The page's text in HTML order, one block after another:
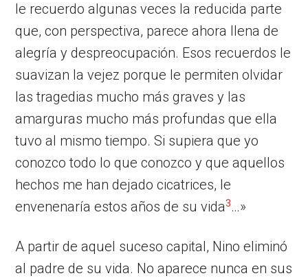
le recuerdo algunas veces la reducida parte
que, con perspectiva, parece ahora llena de
alegría y despreocupación. Esos recuerdos le
suavizan la vejez porque le permiten olvidar
las tragedias mucho más graves y las
amarguras mucho más profundas que ella
tuvo al mismo tiempo. Si supiera que yo
conozco todo lo que conozco y que aquellos
hechos me han dejado cicatrices, le
envenenaría estos años de su vida3…»
A partir de aquel suceso capital, Nino eliminó
al padre de su vida. No aparece nunca en sus